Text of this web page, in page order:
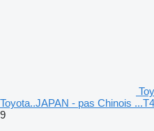
Toyota..JAPAN - pas Chinois
9